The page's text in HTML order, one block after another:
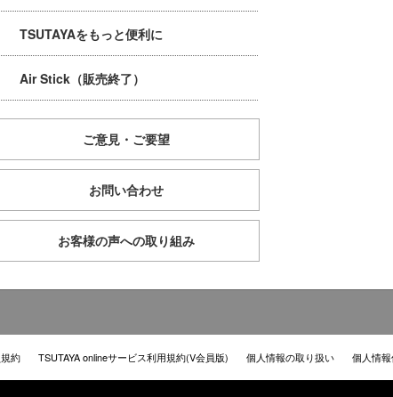
TSUTAYAをもっと便利に
Air Stick（販売終了）
ご意見・ご要望
お問い合わせ
お客様の声への取り組み
約 TSUTAYA onlineサービス利用規約(V会員版) 個人情報の取り扱い 個人情